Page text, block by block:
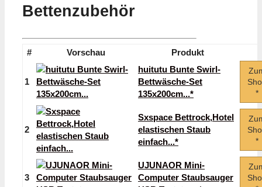
Bettenzubehör
# Vorschau Produkt
1
huitutu Bunte Swirl-
Bettwäsche-Set
135x200cm...*
*
2
Sxspace Bettrock,Hotel
elastischen Staub
einfach...*
*
3
UJUNAOR Mini-
Computer Staubsauger